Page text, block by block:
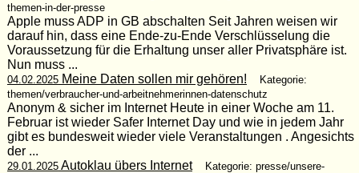
themen-in-der-presse
Apple muss ADP in GB abschalten Seit Jahren weisen wir
darauf hin, dass eine Ende-zu-Ende Verschlüsselung die
Voraussetzung für die Erhaltung unser aller Privatsphäre ist.
Nun muss ...
04.02.2025Meine Daten sollen mir gehören!
Kategorie:
themen/verbraucher-und-arbeitnehmerinnen-datenschutz
Anonym & sicher im Internet Heute in einer Woche am 11.
Februar ist wieder Safer Internet Day und wie in jedem Jahr
gibt es bundesweit wieder viele Veranstaltungen . Angesichts
der ...
29.01.2025Autoklau übers Internet
Kategorie: presse/unsere-